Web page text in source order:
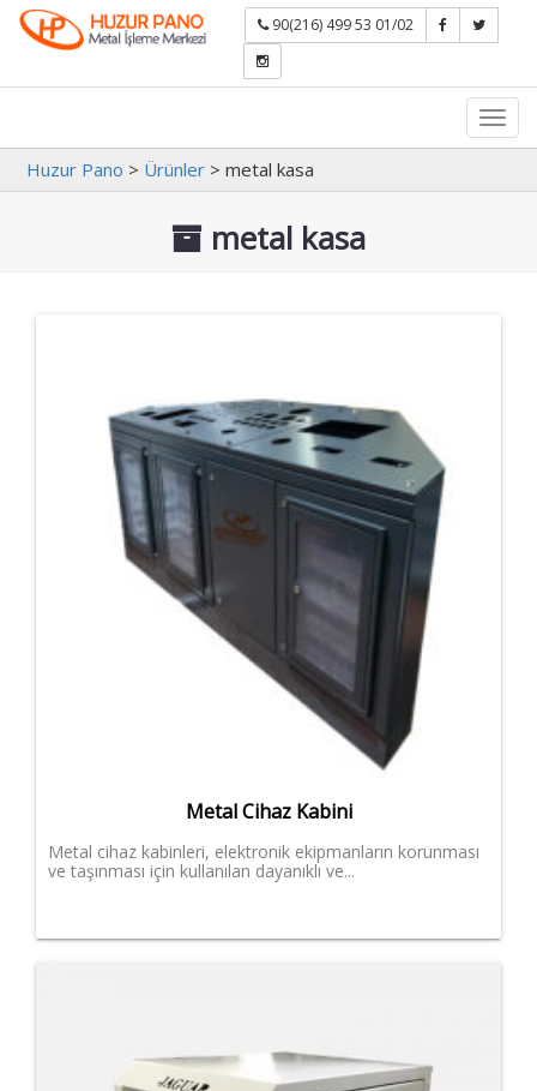
90(216) 499 53 01/02
Huzur Pano > Ürünler > metal kasa
metal kasa
Metal Cihaz Kabini
Metal cihaz kabinleri, elektronik ekipmanların korunması
ve taşınması için kullanılan dayanıklı ve...